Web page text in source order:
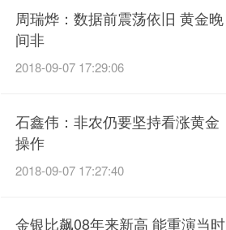
周瑞烨：数据前震荡依旧 黄金晚
间非
2018-09-07 17:29:06
石鑫伟：非农仍要坚持看涨黄金
操作
2018-09-07 17:27:40
金银比飙08年来新高 能重演当时